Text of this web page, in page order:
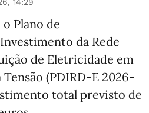
Plano de
da Rede
de Eletricidade em
(PDIRD-E 2026-
total previsto de